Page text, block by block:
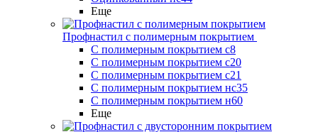
Еще
Профнастил с полимерным покрытием
С полимерным покрытием с8
С полимерным покрытием с20
С полимерным покрытием с21
С полимерным покрытием нс35
С полимерным покрытием н60
Еще